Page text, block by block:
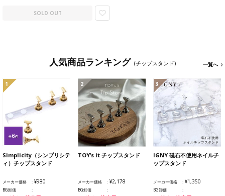
SOLD OUT
人気商品ランキング (チップスタンド) 一覧へ
1
Simplicity（シンプリシテ
ィ）チップスタンド
メーカー価格 ¥980
BG卸価
2
TOY’s it チップスタンド
メーカー価格 ¥2,178
BG卸価
3
IGNY 磁石不使用ネイルチ
ップスタンド
メーカー価格 ¥1,350
BG卸価